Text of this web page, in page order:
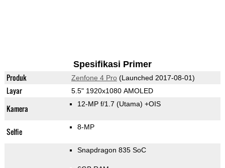
Spesifikasi Primer
Produk Zenfone 4 Pro(Launched 2017-08-01)
Layar 5.5" 1920x1080 AMOLED
Kamera 12-MP f/1.7 (Utama) +OIS
Selfie 8-MP
Snapdragon 835 SoC